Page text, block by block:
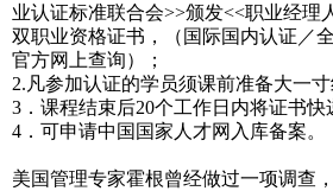
业认证标准联合会>>颁发<<职业经理
双职业资格证书，（国际国内认证／
官方网上查询）；
2.凡参加认证的学员须课前准备大一
3．课程结束后20个工作日内将证书快
4．可申请中国国家人才网入库备案。
美国管理专家霍根曾经做过一项调查